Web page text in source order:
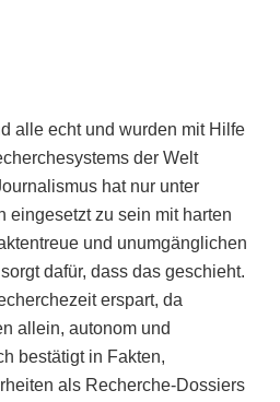
alle echt und wurden mit Hilfe
der Welt
hat nur unter
eingesetzt zu sein mit harten
und unumgänglichen
dafür, dass das geschieht.
erspart, da
allein, autonom und
bestätigt in Fakten,
als Recherche-Dossiers